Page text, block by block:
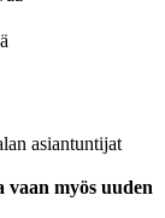
asiantuntijat
vaan myös uuden